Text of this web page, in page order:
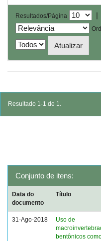
Resultados/Página |
Resultado 1-1 de 1.
Conjunto de itens:
Data do
documento
Título
31-Ago-2018
Uso de
bentônicos